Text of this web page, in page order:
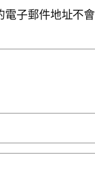
子郵件地址不